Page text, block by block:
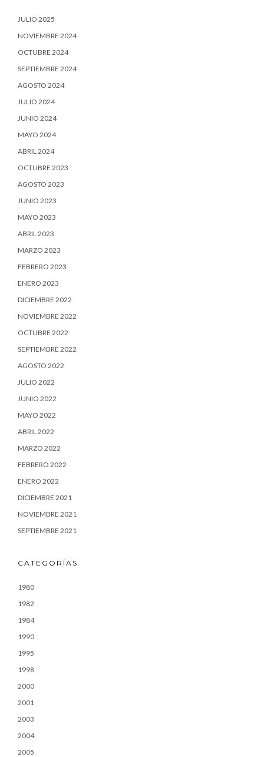
JULIO 2025
NOVIEMBRE 2024
OCTUBRE 2024
SEPTIEMBRE 2024
AGOSTO 2024
JULIO 2024
JUNIO 2024
MAYO 2024
ABRIL 2024
OCTUBRE 2023
AGOSTO 2023
JUNIO 2023
MAYO 2023
ABRIL 2023
MARZO 2023
FEBRERO 2023
ENERO 2023
DICIEMBRE 2022
NOVIEMBRE 2022
OCTUBRE 2022
SEPTIEMBRE 2022
AGOSTO 2022
JULIO 2022
JUNIO 2022
MAYO 2022
ABRIL 2022
MARZO 2022
FEBRERO 2022
ENERO 2022
DICIEMBRE 2021
NOVIEMBRE 2021
SEPTIEMBRE 2021
CATEGORÍAS
1980
1982
1984
1990
1995
1998
2000
2001
2003
2004
2005